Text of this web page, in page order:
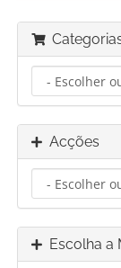
Acções
Escolha a